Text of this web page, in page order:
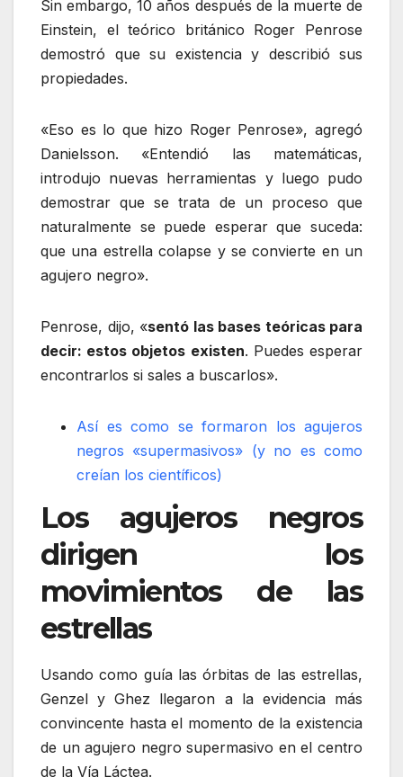
Sin embargo, 10 años después de la muerte de
Einstein, el teórico británico Roger Penrose
demostró que su existencia y describió sus
propiedades.
«Eso es lo que hizo Roger Penrose», agregó
Danielsson. «Entendió las matemáticas,
introdujo nuevas herramientas y luego pudo
demostrar que se trata de un proceso que
naturalmente se puede esperar que suceda:
que una estrella colapse y se convierte en un
agujero negro».
Penrose, dijo, «sentó las bases teóricas para
decir: estos objetos existen. Puedes esperar
encontrarlos si sales a buscarlos».
Así es como se formaron los agujeros
negros «supermasivos» (y no es como
creían los científicos)
Los agujeros negros
dirigen los
movimientos de las
estrellas
Usando como guía las órbitas de las estrellas,
Genzel y Ghez llegaron a la evidencia más
convincente hasta el momento de la existencia
de un agujero negro supermasivo en el centro
de la Vía Láctea.